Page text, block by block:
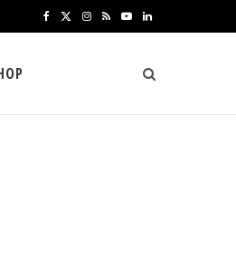
e w
I
t
R Y
T
L
n
k